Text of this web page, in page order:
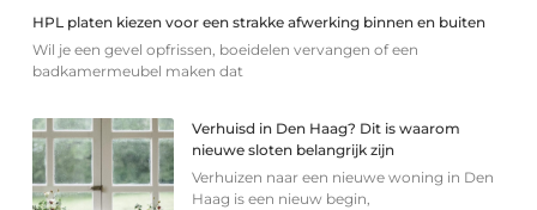
HPL platen kiezen voor een strakke afwerking binnen en buiten
Wil je een gevel opfrissen, boeidelen vervangen of een
badkamermeubel maken dat
Verhuisd in Den Haag? Dit is waarom
nieuwe sloten belangrijk zijn
Verhuizen naar een nieuwe woning in Den
Haag is een nieuw begin,